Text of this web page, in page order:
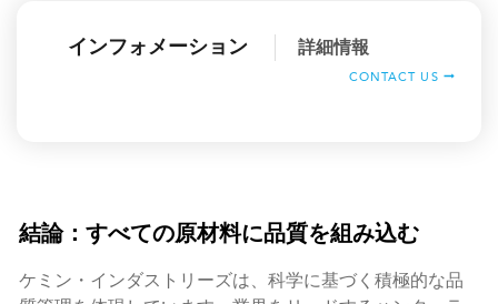
インフォメーション 詳細情報
CONTACT US
結論：すべての原材料に品質を組み込む
ケミン・インダストリーズは、科学に基づく積極的な品